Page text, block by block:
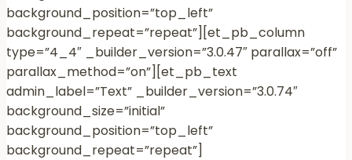
background_position=”top_left”
background_repeat=”repeat”][et_pb_column
type=”4_4″ _builder_version=”3.0.47″ parallax=”off”
parallax_method=”on”][et_pb_text
admin_label=”Text” _builder_version=”3.0.74″
background_size=”initial”
background_position=”top_left”
background_repeat=”repeat”]